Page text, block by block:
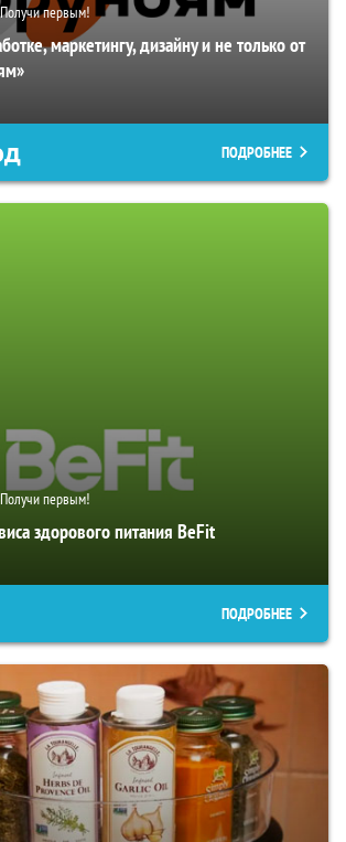
Получи первым!
маркетингу, дизайну и не только от
ПОДРОБНЕЕ
Получи первым!
здорового питания BeFit
ПОДРОБНЕЕ